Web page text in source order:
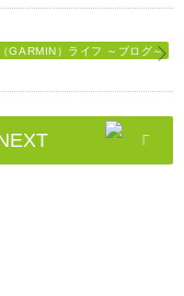
GARMIN）ライフ ～ブログ～